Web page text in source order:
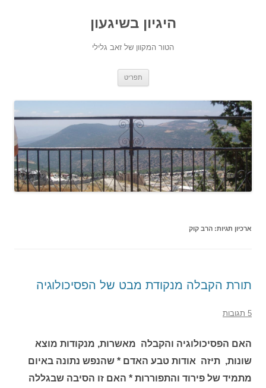
היגיון בשיגעון
הטור המקוון של זאב גלילי
תפריט
ארכיון תגיות: הרב קוק
תורת הקבלה מנקודת מבט של הפסיכולוגיה
5 תגובות
האם הפסיכולוגיה והקבלה מאשרות, מנקודות מוצא
שונות, תיזה אודות טבע האדם * שהנפש נתונה באיום
מתמיד של פירוד והתפוררות * האם זו הסיבה שבגללה